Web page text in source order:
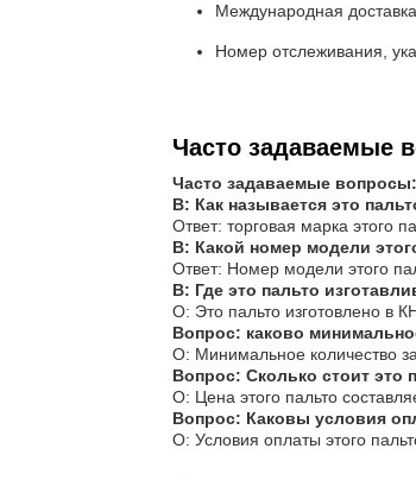
Международная
Номер отслеживания,
Часто задаваемые
Часто задаваемые вопросы:
В: Как называется это
Ответ: торговая марка этого
В: Какой номер модели
Ответ: Номер модели этого
В: Где это пальто
О: Это пальто изготовлено в
Вопрос: каково
О: Минимальное количество
Вопрос: Сколько стоит это
О: Цена этого пальто
Вопрос: Каковы условия
О: Условия оплаты этого